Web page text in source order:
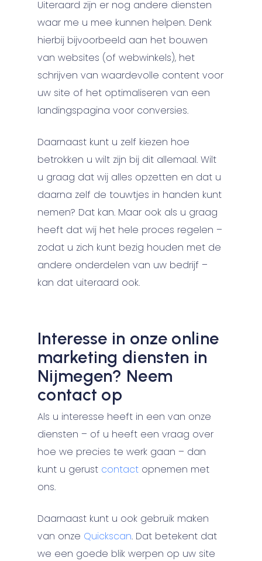
Uiteraard zijn er nog andere diensten
waar me u mee kunnen helpen. Denk
hierbij bijvoorbeeld aan het bouwen
van websites (of webwinkels), het
schrijven van waardevolle content voor
uw site of het optimaliseren van een
landingspagina voor conversies.
Daarnaast kunt u zelf kiezen hoe
betrokken u wilt zijn bij dit allemaal. Wilt
u graag dat wij alles opzetten en dat u
daarna zelf de touwtjes in handen kunt
nemen? Dat kan. Maar ook als u graag
heeft dat wij het hele proces regelen –
zodat u zich kunt bezig houden met de
andere onderdelen van uw bedrijf –
kan dat uiteraard ook.
Interesse in onze online
marketing diensten in
Nijmegen? Neem
contact op
Als u interesse heeft in een van onze
diensten – of u heeft een vraag over
hoe we precies te werk gaan – dan
kunt u gerust contact opnemen met
ons.
Daarnaast kunt u ook gebruik maken
van onze Quickscan. Dat betekent dat
we een goede blik werpen op uw site